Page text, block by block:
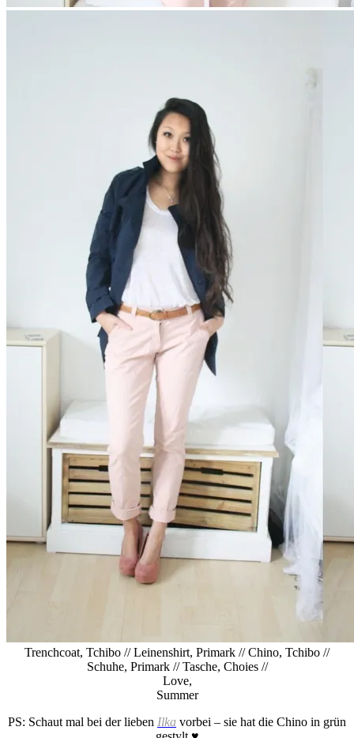
Trenchcoat, Tchibo // Leinenshirt, Primark // Chino, Tchibo //
Schuhe, Primark // Tasche, Choies //
Love,
Summer
PS: Schaut mal bei der lieben Ilka vorbei – sie hat die Chino in grün